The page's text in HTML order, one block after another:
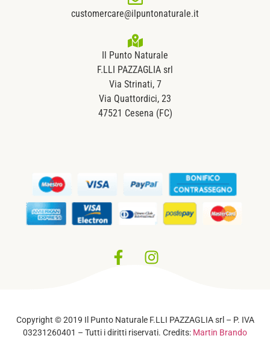
customercare@ilpuntonaturale.it
Il Punto Naturale
F.LLI PAZZAGLIA srl
Via Strinati, 7
Via Quattordici, 23
47521 Cesena (FC)
Copyright © 2019 Il Punto Naturale F.LLI PAZZAGLIA srl – P. IVA
03231260401 – Tutti i diritti riservati. Credits: Martin Brando